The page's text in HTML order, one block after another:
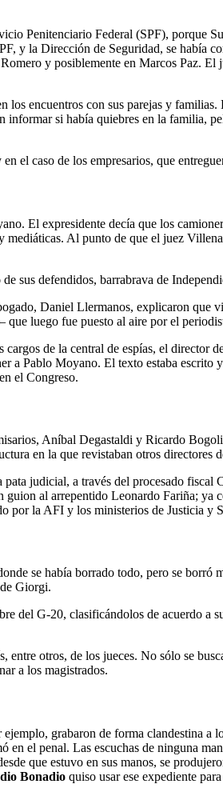
Penitenciario Federal (SPF), porque
y la Dirección de Seguridad, se había
y posiblemente en Marcos Paz. El
los encuentros con sus parejas y
si había quiebres en la familia,
el caso de los empresarios, que
El expresidente decía que los
mediáticas. Al punto de que el juez
sus defendidos, barrabrava de
Daniel Llermanos, explicaron que
que luego fue puesto al aire por el
de la central de espías, el director
a Pablo Moyano. El texto estaba escrito
el Congreso.
Aníbal Degastaldi y Ricardo
en la que revistaban otros directores
judicial, a través del procesado
al arrepentido Leonardo Fariña; ya
por la AFI y los ministerios de Justicia y
se había borrado todo, pero se borró
Giorgi.
del G-20, clasificándolos de acuerdo a
otros, de los jueces. No sólo se
a los magistrados.
grabaron de forma clandestina a
el penal. Las escuchas de ninguna
que estuvo en sus manos, se
Bonadio quiso usar ese expediente